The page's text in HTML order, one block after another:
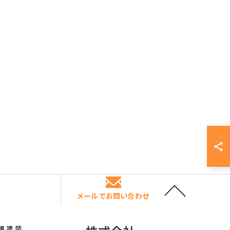
メールでお問い合わせ